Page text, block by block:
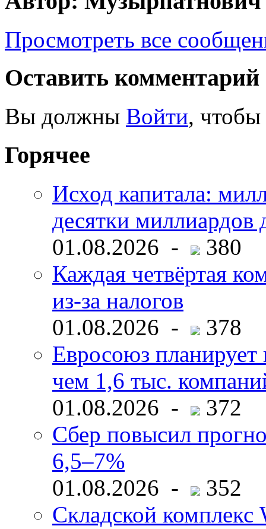
Просмотреть все
Оставить комментарий
Вы должны Войти, чтобы
Горячее
Исход капитала:
десятки миллиардов
01.08.2026 -
380
Каждая четвёртая
из-за налогов
01.08.2026 -
378
Евросоюз планирует
чем 1,6 тыс.
01.08.2026 -
372
Сбер повысил
6,5–7%
01.08.2026 -
352
Складской комплекс